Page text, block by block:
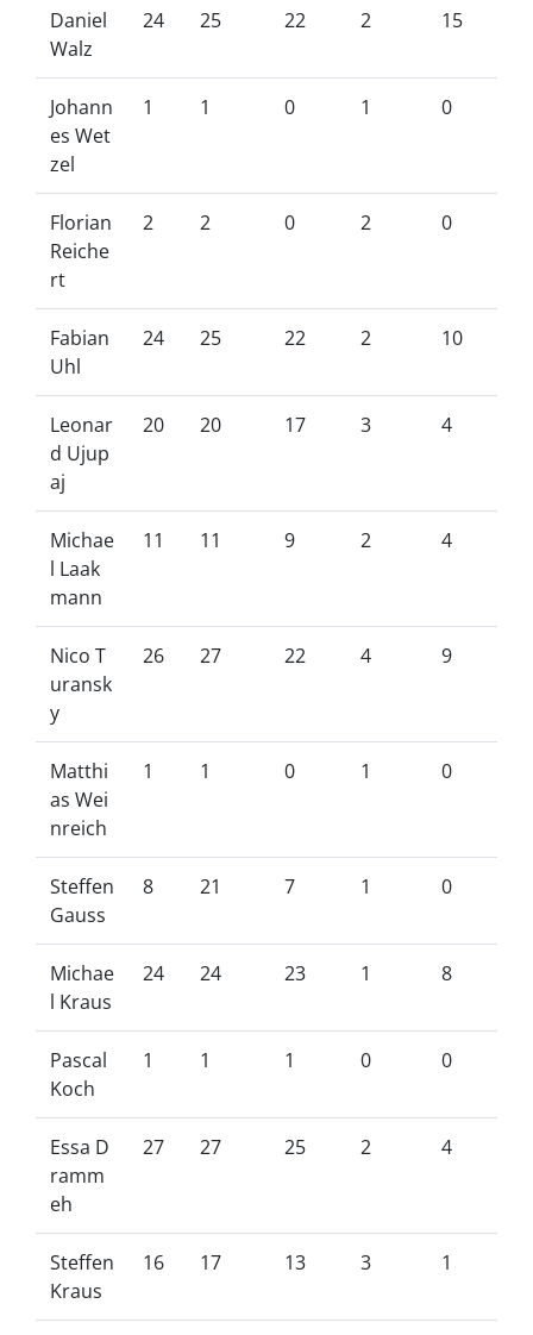
Daniel
Walz
24 25 22 2 15
Johann
es Wet
zel
1 1 0 1 0
Florian
Reiche
rt
2 2 0 2 0
Fabian
Uhl
24 25 22 2 10
Leonar
d Ujup
aj
20 20 17 3 4
Michae
l Laak
mann
11 11 9 2 4
Nico T
uransk
y
26 27 22 4 9
Matthi
as Wei
nreich
1 1 0 1 0
Steffen
Gauss
8 21 7 1 0
Michae
l Kraus
24 24 23 1 8
Pascal
Koch
1 1 1 0 0
Essa D
ramm
eh
27 27 25 2 4
Steffen
Kraus
16 17 13 3 1